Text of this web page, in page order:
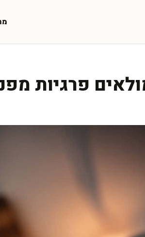
פרגיות